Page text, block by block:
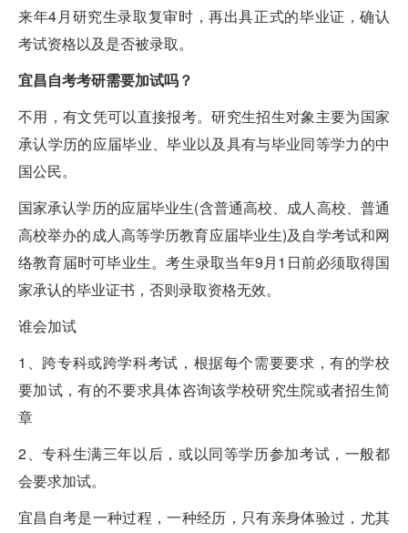
来年4月研究生录取复审时，再出具正式的毕业证，确认
考试资格以及是否被录取。
宜昌自考考研需要加试吗？
不用，有文凭可以直接报考。研究生招生对象主要为国家
承认学历的应届毕业、毕业以及具有与毕业同等学力的中
国公民。
国家承认学历的应届毕业生(含普通高校、成人高校、普通
高校举办的成人高等学历教育应届毕业生)及自学考试和网
络教育届时可毕业生。考生录取当年9月1日前必须取得国
家承认的毕业证书，否则录取资格无效。
谁会加试
1、跨专科或跨学科考试，根据每个需要要求，有的学校
要加试，有的不要求具体咨询该学校研究生院或者招生简
章
2、专科生满三年以后，或以同等学历参加考试，一般都
会要求加试。
宜昌自考是一种过程，一种经历，只有亲身体验过，尤其